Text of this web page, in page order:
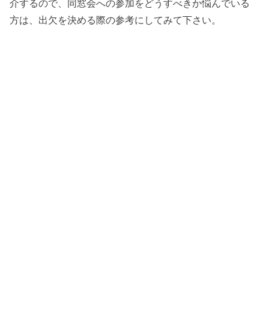
介するので、同窓会への参加をどうすべきか悩んでいる
方は、出欠を決める際の参考にしてみて下さい。